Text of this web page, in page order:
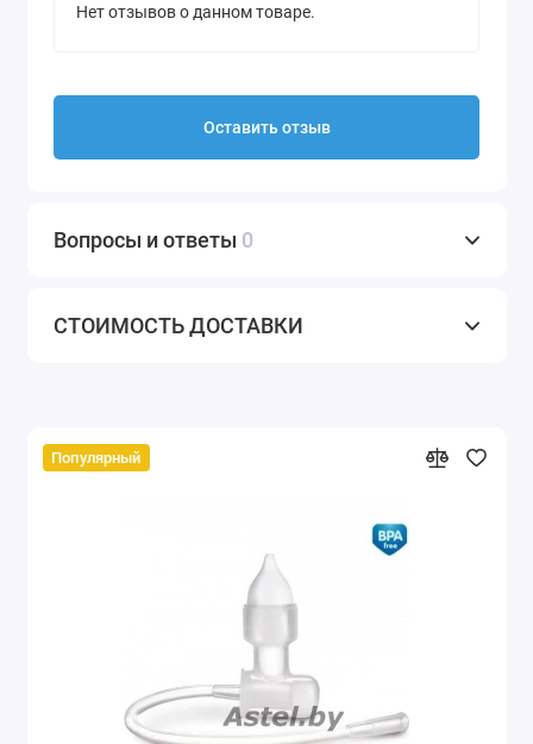
Нет отзывов о данном товаре.
Оставить отзыв
Вопросы и ответы 0
СТОИМОСТЬ ДОСТАВКИ
Популярный